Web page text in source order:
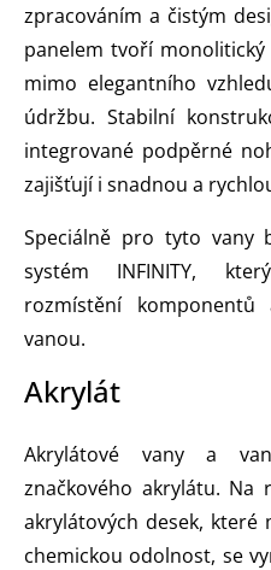
zpracováním a čistým
panelem tvoří
mimo elegantního
údržbu. Stabilní
integrované podpěrné
zajišťují i snadnou a
Speciálně pro tyto vany
systém INFINITY,
rozmístění
vanou.
Akrylát
Akrylátové vany a
značkového akrylátu. Na
akrylátových desek,
chemickou odolnost, se